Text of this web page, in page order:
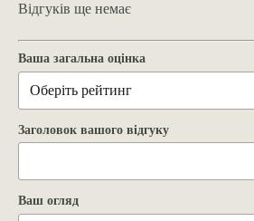
Відгуків ще немає
Ваша загальна оцінка
Заголовок вашого відгуку
Ваш огляд